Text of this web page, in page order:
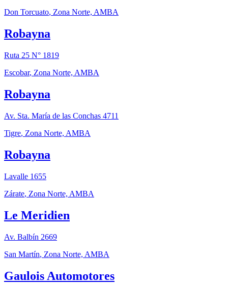
Don Torcuato, Zona Norte, AMBA
Robayna
Ruta 25 N° 1819
Escobar, Zona Norte, AMBA
Robayna
Av. Sta. María de las Conchas 4711
Tigre, Zona Norte, AMBA
Robayna
Lavalle 1655
Zárate, Zona Norte, AMBA
Le Meridien
Av. Balbín 2669
San Martín, Zona Norte, AMBA
Gaulois Automotores